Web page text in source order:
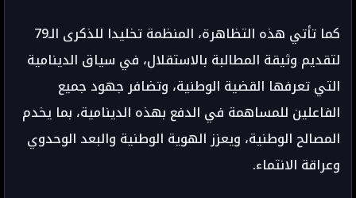
كما تأتي هذه التظاهرة، المنظمة تخليدا للذكرى الـ79
لتقديم وثيقة المطالبة بالاستقلال، في سياق الدينامية
التي تعرفها القضية الوطنية، وتضافر جهود جميع
الفاعلين للمساهمة في الدفع بهذه الدينامية، بما يخدم
المصالح الوطنية، ويعزز الهوية الوطنية والبعد الوحدوي
وعراقة الانتماء.